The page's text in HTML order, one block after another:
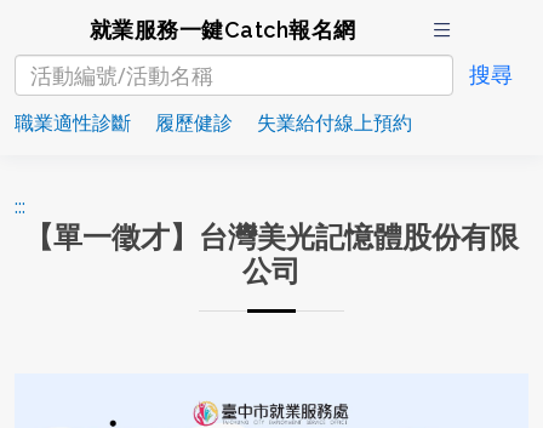
就業服務一鍵Catch報名網
職業適性診斷 履歷健診 失業給付線上預約
:::
【單一徵才】台灣美光記憶體股份有限
公司